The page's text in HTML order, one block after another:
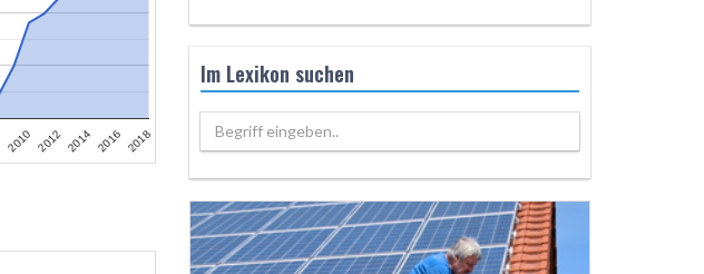
2010 2012 2014 2016 2018
Im Lexikon suchen
Begriff eingeben..